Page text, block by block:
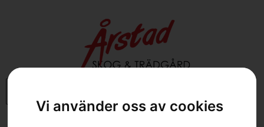
Vi använder oss av cookies